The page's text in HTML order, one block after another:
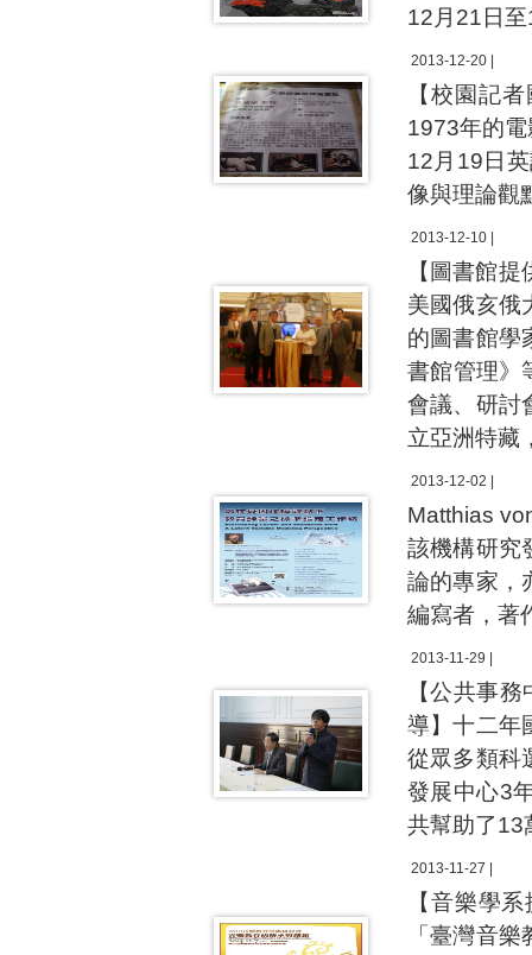
12月21日
2013-12-20 |
【校園記
1973年的
12月19日
像與理論觀
2013-12-10 |
【圖書館
美國俄亥俄
的圖書館學
書館管理》
會議、研討
立亞洲特藏
2013-12-02 |
Matthias
該機構研究
論的專家，
編寫者，著
2013-11-29 |
【公共事
導】十二年
從眾多類科
發展中心3
共幫助了13
2013-11-27 |
【音樂學
「臺灣音